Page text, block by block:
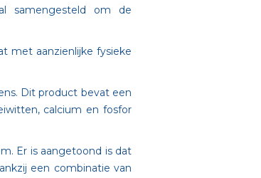
samengesteld om de
met aanzienlijke fysieke
Dit product bevat een
calcium en fosfor
Er is aangetoond is dat
een combinatie van